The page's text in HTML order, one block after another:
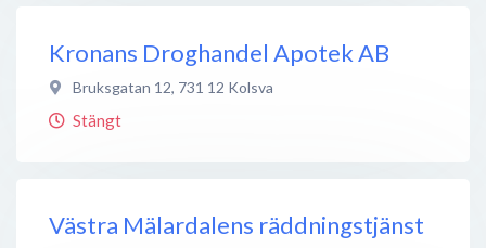
Kronans Droghandel Apotek AB
Bruksgatan 12, 731 12 Kolsva
Stängt
Västra Mälardalens räddningstjänst